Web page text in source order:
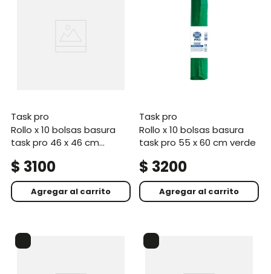
task pro
rollo x 10 bolsas basura
task pro 46 x 46 cm
$ 3100
Agregar al carrito
task pro
rollo x 10 bolsas basura
task pro 55 x 60 cm verde
$ 3200
Agregar al carrito